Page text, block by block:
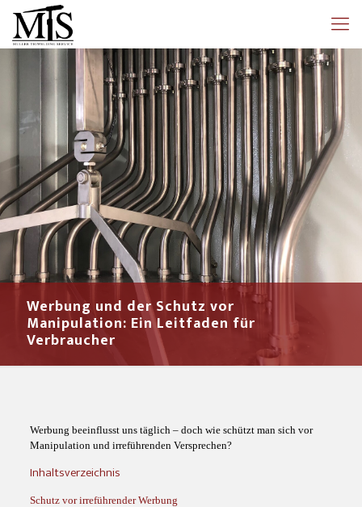
Werbung und der Schutz vor
Manipulation: Ein Leitfaden für
Verbraucher
Werbung beeinflusst uns täglich – doch wie schützt man sich vor
Manipulation und irreführenden Versprechen?
Inhaltsverzeichnis
Schutz vor irreführender Werbung